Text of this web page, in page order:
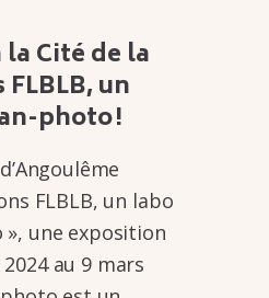
Cité de la
un
photo !
FLBLB, un labo
une expo­­si­­tion
au 9 mars